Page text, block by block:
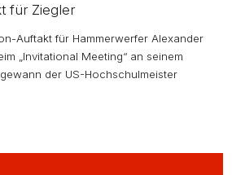
für Ziegler
Auftakt für Hammerwerfer Alexander
„Invitational Meeting“ an seinem
der US-Hochschulmeister